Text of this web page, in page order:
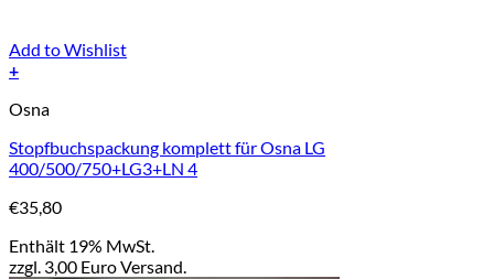
Add to Wishlist
+
Osna
Stopfbuchspackung komplett für Osna LG
400/500/750+LG3+LN 4
€35,80
Enthält 19% MwSt.
zzgl. 3,00 Euro Versand.